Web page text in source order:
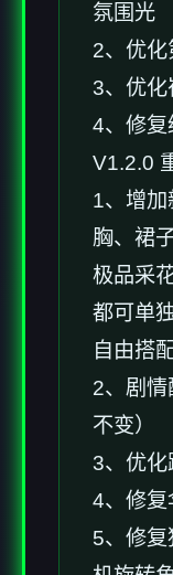
氛围光
2、优
3、优化
4、修复
V1.2.0
1、增
胸、裙
极品采
都可单
自由搭
2、剧
不变）
3、优化
4、修复
5、修